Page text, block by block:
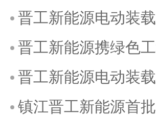
晋工新能源电动装
晋工新能源携绿色
晋工新能源电动装
镇江晋工新能源首